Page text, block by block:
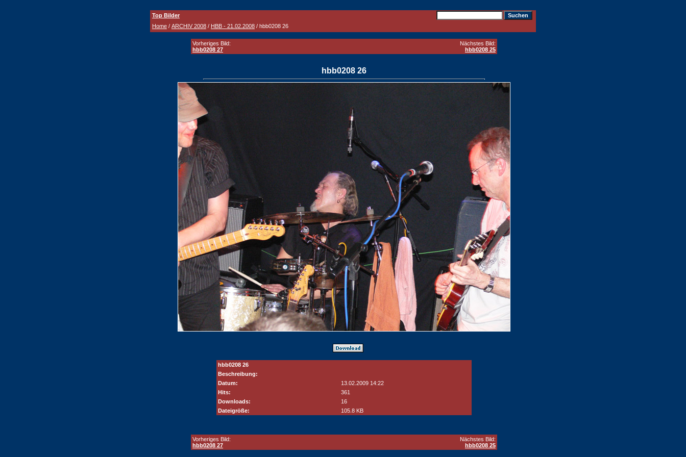
Top Bilder
Home / ARCHIV 2008 / HBB - 21.02.2008 / hbb0208 26
Vorheriges Bild:
hbb0208 27
Nächstes Bild:
hbb0208 25
hbb0208 26
hbb0208 26
Beschreibung:
Datum:
13.02.2009 14:22
Hits:
361
Downloads:
16
Dateigröße:
105.8 KB
Vorheriges Bild:
hbb0208 27
Nächstes Bild:
hbb0208 25